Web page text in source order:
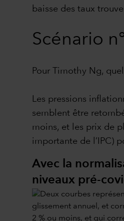
baisse des taux
Scénario
Pour Timothy Ng,
Les pressions
semblent être
moins, et les prix de
importante de l’IPC)
Avec la
niveaux pré-